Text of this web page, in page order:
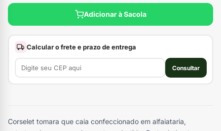
Adicionar à Sacola
Calcular o frete e prazo de entrega
Consultar
Corselet tomara que caia confeccionado em alfaiataria,